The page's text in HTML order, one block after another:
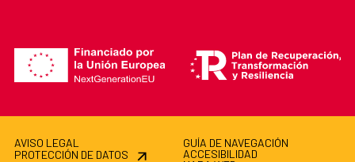
AVISO LEGAL
PROTECCIÓN DE DATOS
GUÍA DE NAVEGACIÓN
ACCESIBILIDAD